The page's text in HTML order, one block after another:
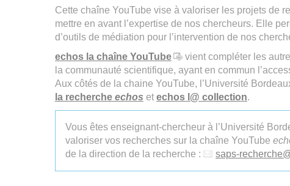
Cette chaîne YouTube vise à valoriser les projets de
mettre en avant l’expertise de nos chercheurs. Elle
d’outils de médiation pour l’intervention de nos
echos la chaîne YouTube
vient compléter les
la communauté scientifique, ayant en commun
Aux côtés de la chaine YouTube, l’Université
la recherche echos et echos l@ collection.
Vous êtes enseignant-chercheur à l’Université
valoriser vos recherches sur la chaîne YouTube
de la direction de la recherche :
saps-recherche